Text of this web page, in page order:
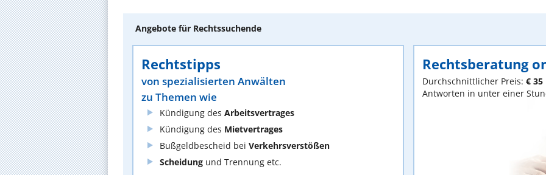
Angebote für Rechtssuchende
Rechtstipps
von spezialisierten Anwälten
zu Themen wie
Kündigung des Arbeitsvertrages
Kündigung des Mietvertrages
Bußgeldbescheid bei Verkehrsverstößen
Scheidung und Trennung etc.
Rechtsberatung
Durchschnittlicher Preis: € 35
Antworten in unter einer